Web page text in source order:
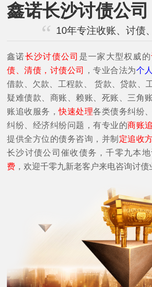
鑫诺长沙讨债公司
10年专注收账、讨债
鑫诺长沙讨债公司 是一家大型权威的
债、清债，讨债公司
，专业合法为个人
借款、欠款、工程款、 货款、贷款、
疑难债款、商账、赖账、死账、三角
账追收服务，快速处理各类债务纠纷
纠纷、经济纠纷问题，有专业的商账
提供全方位的债务咨询，并制 定追收
长沙讨债公司催收债务，千零九本
费 ，欢迎千零九新老客户来电咨询讨债